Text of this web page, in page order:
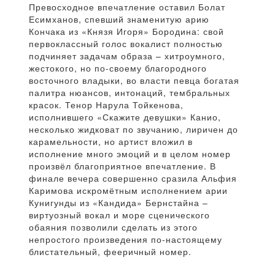
Превосходное впечатление оставил Болат
Есимханов, спевший знаменитую арию
Кончака из «Князя Игоря» Бородина: свой
первоклассный голос вокалист полностью
подчиняет задачам образа – хитроумного,
жестокого, но по-своему благородного
восточного владыки, во власти певца богатая
палитра нюансов, интонаций, тембральных
красок. Тенор Нарула Тойкенова,
исполнившего «Скажите девушки» Канио,
несколько жидковат по звучанию, лиричен до
карамельности, но артист вложил в
исполнение много эмоций и в целом номер
произвёл благоприятное впечатление. В
финале вечера совершенно сразила Альфия
Каримова искромётным исполнением арии
Кунигунды из «Кандида» Бернстайна –
виртуозный вокал и море сценического
обаяния позволили сделать из этого
непростого произведения по-настоящему
блистательный, фееричный номер.